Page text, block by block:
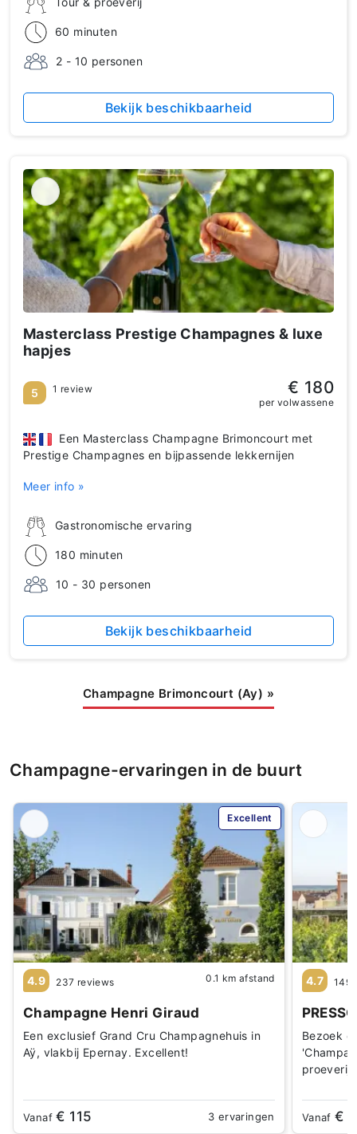
60 minuten
2 - 10 personen
Bekijk beschikbaarheid
Masterclass Prestige Champagnes & luxe
hapjes
Gastronomische ervaring
180 minuten
10 - 30 personen
Een Masterclass Champagne Brimoncourt met
Prestige Champagnes en bijpassende lekkernijen
Meer info »
5 1 review € 180
per volwassene
Bekijk beschikbaarheid
Champagne Brimoncourt (Ay) »
Champagne-ervaringen in de buurt
Excellent
4.9 237 reviews 0.1 km afstand
Champagne Henri Giraud
Een exclusief Grand Cru Champagnehuis in
Aÿ, vlakbij Epernay. Excellent!
Vanaf€ 115 3 ervaringen
4.7 149
Bezoek
proeverij
Vanaf€